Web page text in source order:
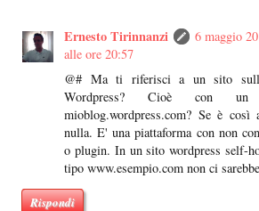
Ernesto Tirinnanzi
6 maggio
alle ore 20:57
@# Ma ti riferisci a un sito
Wordpress? Cioè con
mioblog.wordpress.com? Se è
nulla. E' una piattaforma con non
o plugin. In un sito wordpress self-
tipo www.esempio.com non ci
Rispondi